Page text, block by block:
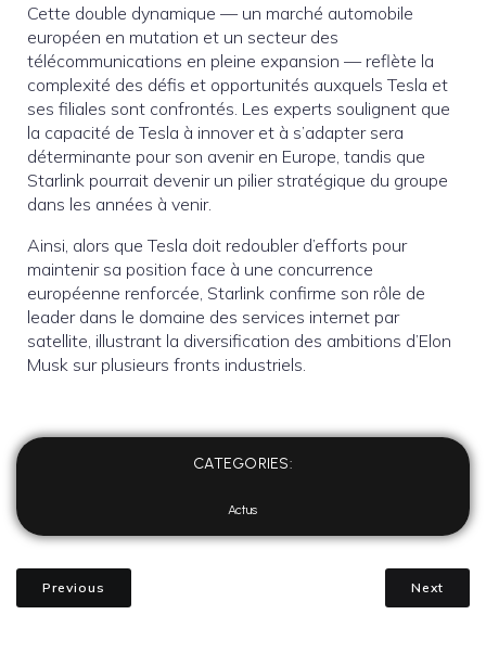
Cette double dynamique — un marché automobile
européen en mutation et un secteur des
télécommunications en pleine expansion — reflète la
complexité des défis et opportunités auxquels Tesla et
ses filiales sont confrontés. Les experts soulignent que
la capacité de Tesla à innover et à s’adapter sera
déterminante pour son avenir en Europe, tandis que
Starlink pourrait devenir un pilier stratégique du groupe
dans les années à venir.
Ainsi, alors que Tesla doit redoubler d’efforts pour
maintenir sa position face à une concurrence
européenne renforcée, Starlink confirme son rôle de
leader dans le domaine des services internet par
satellite, illustrant la diversification des ambitions d’Elon
Musk sur plusieurs fronts industriels.
CATEGORIES:
Actus
Previous Next